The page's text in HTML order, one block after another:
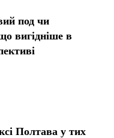
под чи
вигідніше в
Полтава у тих